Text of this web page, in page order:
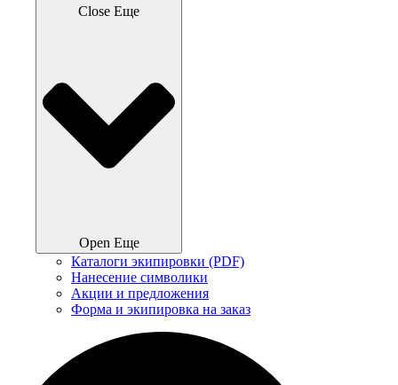
Close Еще
Open Еще
Каталоги экипировки (PDF)
Нанесение символики
Акции и предложения
Форма и экипировка на заказ